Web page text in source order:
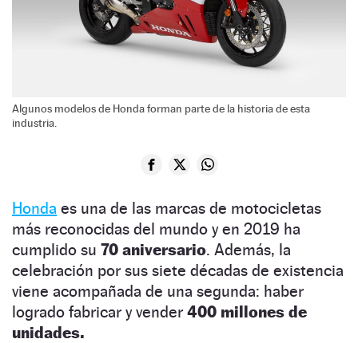
Algunos modelos de Honda forman parte de la historia de esta
industria.
Honda es una de las marcas de motocicletas
más reconocidas del mundo y en 2019 ha
cumplido su 70 aniversario. Además, la
celebración por sus siete décadas de existencia
viene acompañada de una segunda: haber
logrado fabricar y vender 400 millones de
unidades.